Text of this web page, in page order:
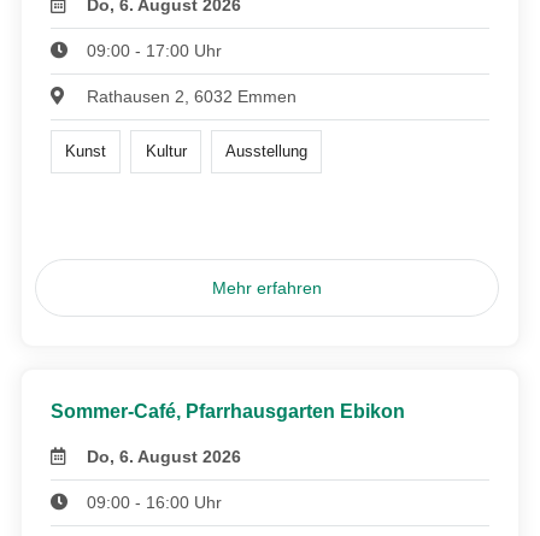
Do, 6. August 2026
09:00 - 17:00 Uhr
Rathausen 2, 6032 Emmen
Kunst Kultur Ausstellung
Mehr erfahren
Sommer-Café, Pfarrhausgarten Ebikon
Do, 6. August 2026
09:00 - 16:00 Uhr